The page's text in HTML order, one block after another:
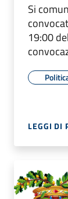
Si
19:00
LEGGI DI